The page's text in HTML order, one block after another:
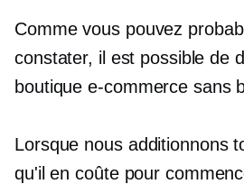
Comme vous pouvez
constater, il est possible de
boutique e-commerce sans
Lorsque nous additionnons
qu'il en coûte pour